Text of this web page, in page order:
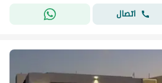
اتصال